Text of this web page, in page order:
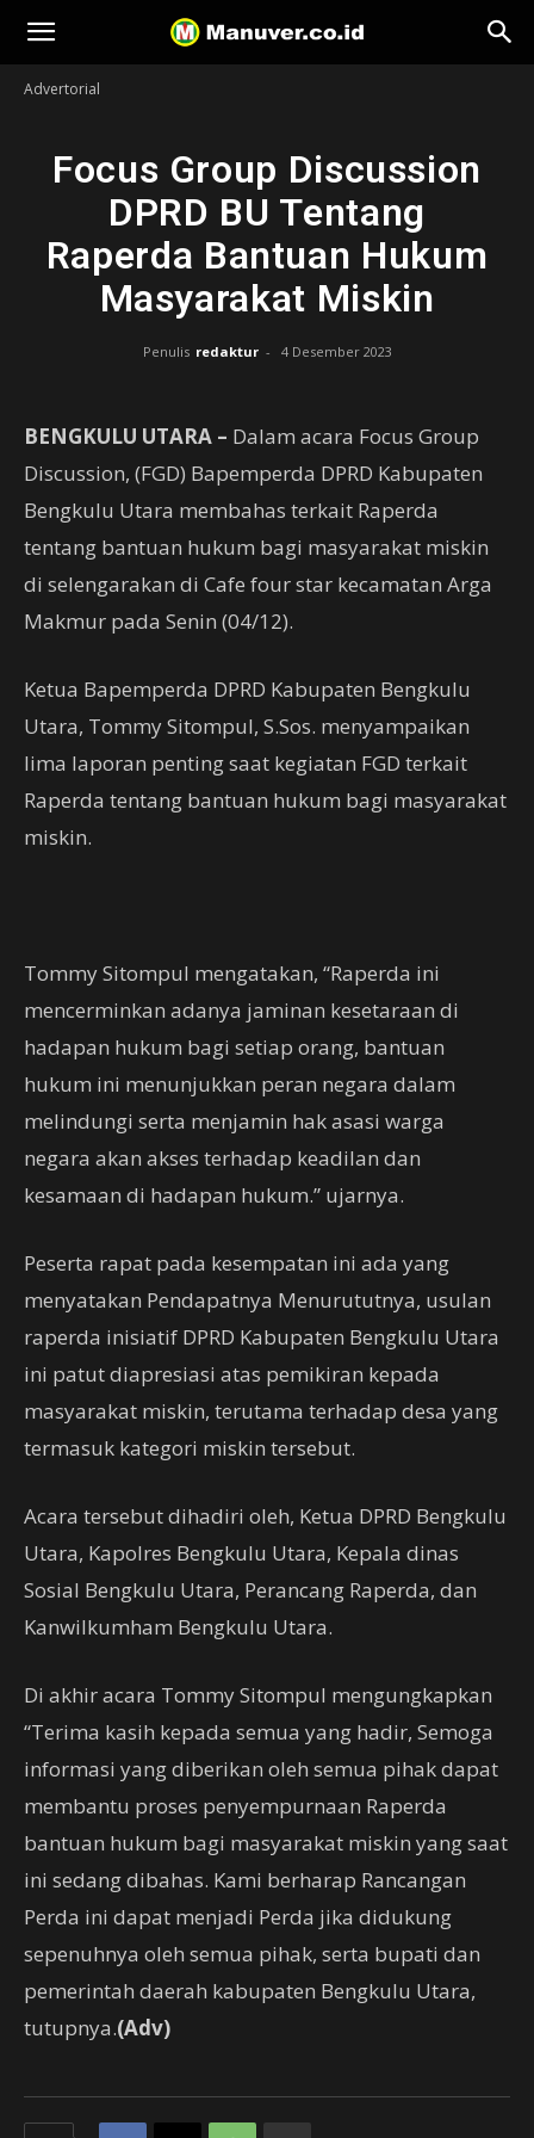
Manuver
Advertorial
Focus Group Discussion
DPRD BU Tentang
Raperda Bantuan Hukum
Masyarakat Miskin
Penulis redaktur - 4 Desember 2023
BENGKULU UTARA – Dalam acara Focus Group
Discussion, (FGD) Bapemperda DPRD Kabupaten
Bengkulu Utara membahas terkait Raperda
tentang bantuan hukum bagi masyarakat miskin
di selengarakan di Cafe four star kecamatan Arga
Makmur pada Senin (04/12).
Ketua Bapemperda DPRD Kabupaten Bengkulu
Utara, Tommy Sitompul, S.Sos. menyampaikan
lima laporan penting saat kegiatan FGD terkait
Raperda tentang bantuan hukum bagi masyarakat
miskin.
Tommy Sitompul mengatakan, “Raperda ini
mencerminkan adanya jaminan kesetaraan di
hadapan hukum bagi setiap orang, bantuan
hukum ini menunjukkan peran negara dalam
melindungi serta menjamin hak asasi warga
negara akan akses terhadap keadilan dan
kesamaan di hadapan hukum.” ujarnya.
Peserta rapat pada kesempatan ini ada yang
menyatakan Pendapatnya Menurututnya, usulan
raperda inisiatif DPRD Kabupaten Bengkulu Utara
ini patut diapresiasi atas pemikiran kepada
masyarakat miskin, terutama terhadap desa yang
termasuk kategori miskin tersebut.
Acara tersebut dihadiri oleh, Ketua DPRD Bengkulu
Utara, Kapolres Bengkulu Utara, Kepala dinas
Sosial Bengkulu Utara, Perancang Raperda, dan
Kanwilkumham Bengkulu Utara.
Di akhir acara Tommy Sitompul mengungkapkan
“Terima kasih kepada semua yang hadir, Semoga
informasi yang diberikan oleh semua pihak dapat
membantu proses penyempurnaan Raperda
bantuan hukum bagi masyarakat miskin yang saat
ini sedang dibahas. Kami berharap Rancangan
Perda ini dapat menjadi Perda jika didukung
sepenuhnya oleh semua pihak, serta bupati dan
pemerintah daerah kabupaten Bengkulu Utara,
tutupnya.(Adv)